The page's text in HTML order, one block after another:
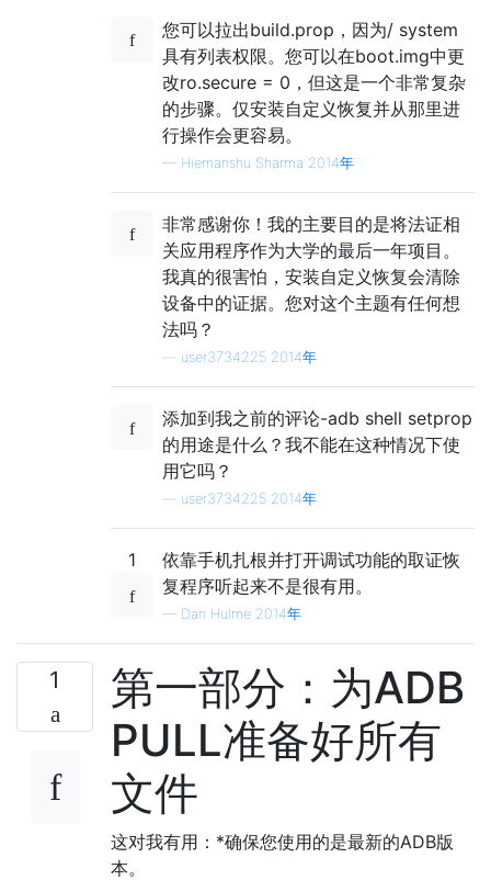
您可以拉出build.prop，因为/ system
具有列表权限。您可以在boot.img中更
改ro.secure = 0，但这是一个非常复杂
的步骤。仅安装自定义恢复并从那里进
行操作会更容易。
— Hiemanshu Sharma 2014年
非常感谢你！我的主要目的是将法证相
关应用程序作为大学的最后一年项目。
我真的很害怕，安装自定义恢复会清除
设备中的证据。您对这个主题有任何想
法吗？
user3734225 2014年
添加到我之前的评论-adb shell setprop
的用途是什么？我不能在这种情况下使
用它吗？
user3734225 2014年
1
依靠手机扎根并打开调试功能的取证恢
复程序听起来不是很有用。
— Dan Hulme 2014年
1
第一部分：为ADB
PULL准备好所有
文件
这对我有用：*确保您使用的是最新的ADB版
本。